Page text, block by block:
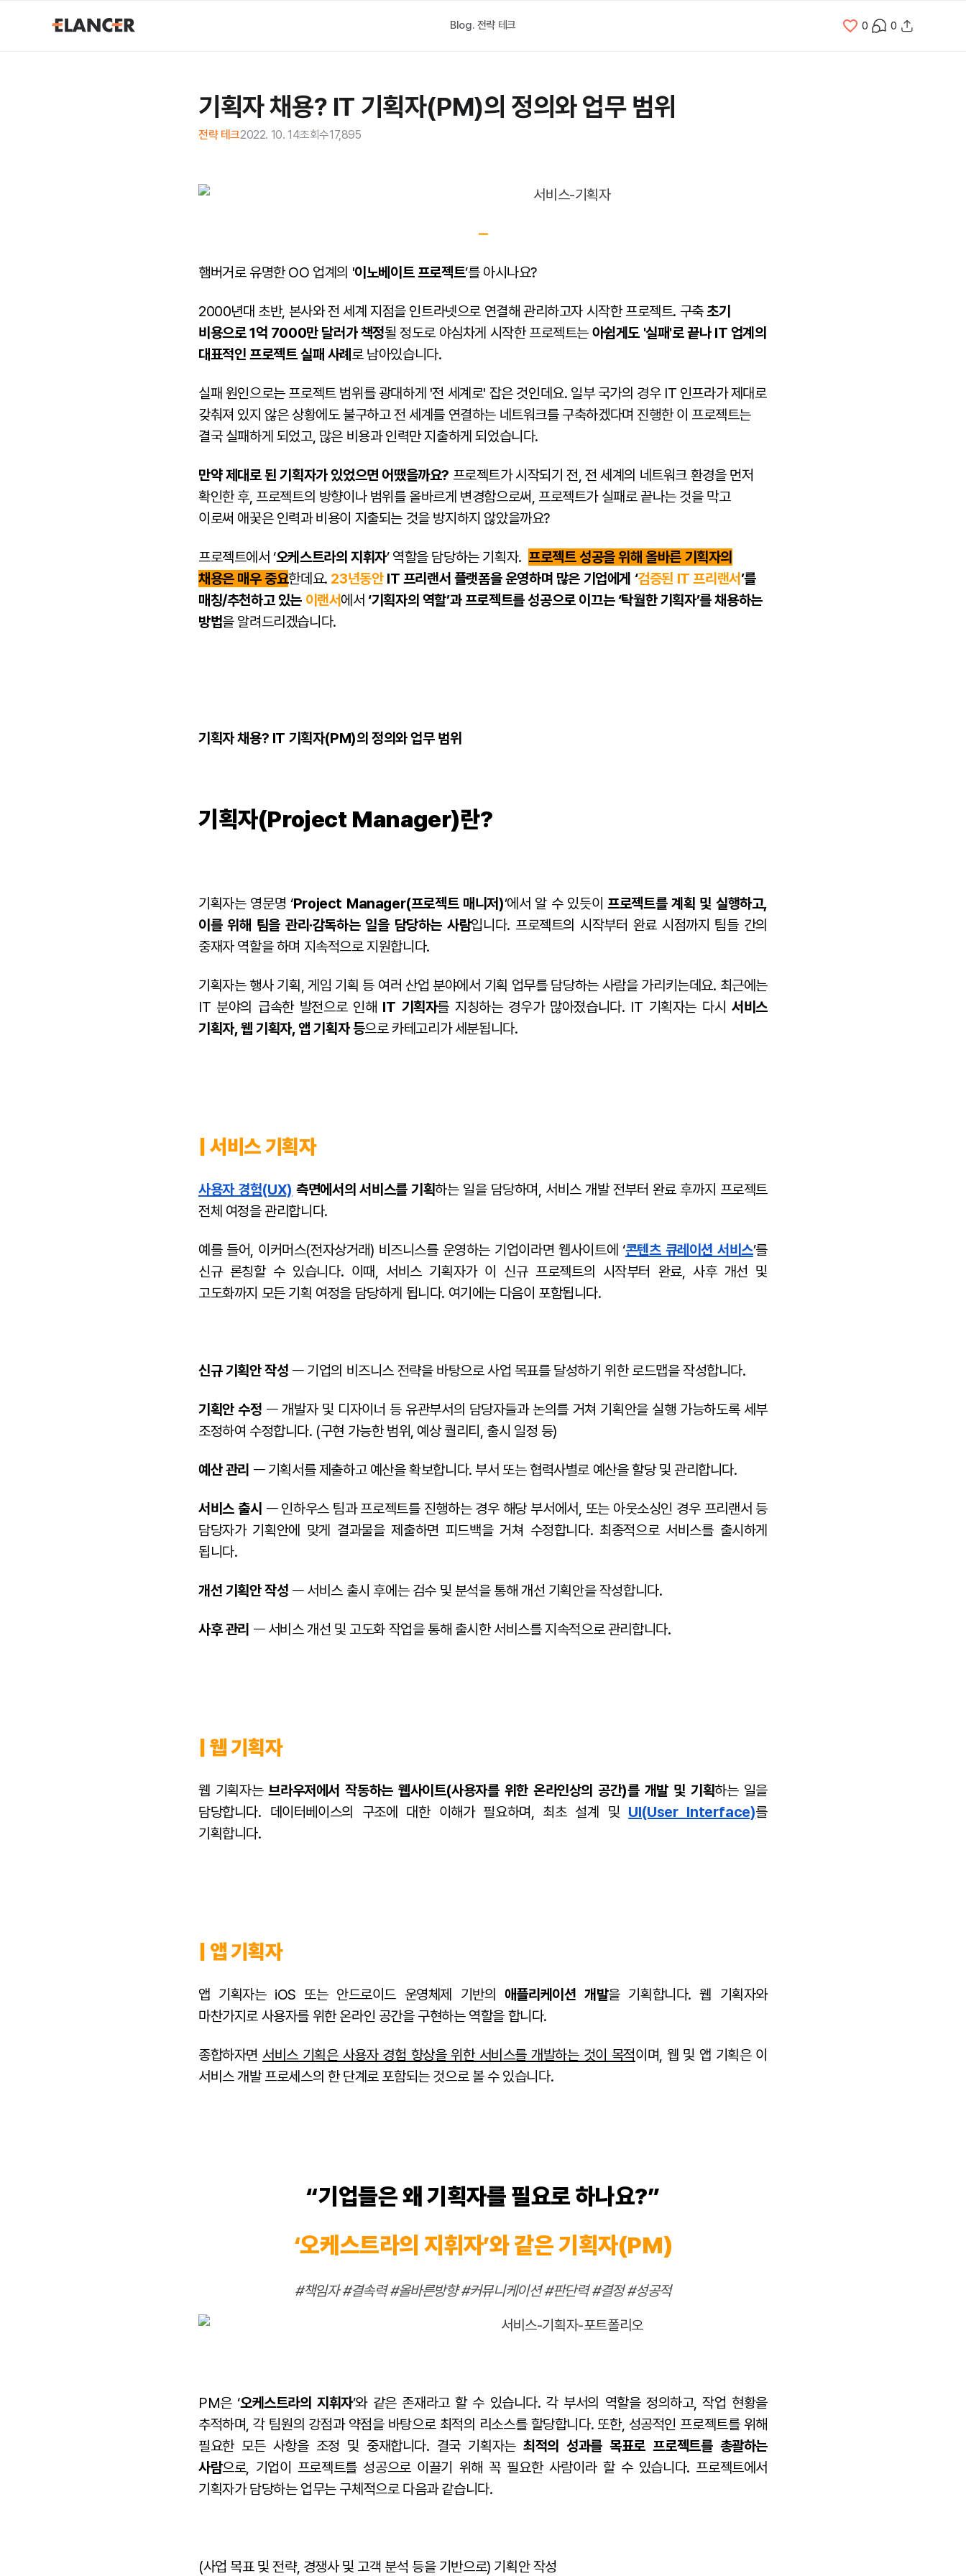
Blog. 전략 테크 0 0
기획자 채용? IT 기획자(PM)의 정의와 업무 범위
전략 테크2022. 10. 14조회수17,895
⎼
햄버거로 유명한 OO 업계의 '이노베이트 프로젝트’를 아시나요?
2000년대 초반, 본사와 전 세계 지점을 인트라넷으로 연결해 관리하고자 시작한 프로젝트. 구축초기
비용으로 1억 7000만 달러가 책정될 정도로 야심차게 시작한 프로젝트는 아쉽게도 '실패'로 끝나 IT 업계의
대표적인 프로젝트 실패 사례 로 남아있습니다.
실패 원인으로는 프로젝트 범위를 광대하게 '전 세계로' 잡은 것인데요. 일부 국가의 경우 IT 인프라가 제대로
갖춰져 있지 않은 상황에도 불구하고 전 세계를 연결하는 네트워크를 구축하겠다며 진행한 이 프로젝트는
결국 실패하게 되었고, 많은 비용과 인력만 지출하게 되었습니다.
만약 제대로 된 기획자가 있었으면 어땠을까요? 프로젝트가 시작되기 전, 전 세계의 네트워크 환경을 먼저
확인한 후, 프로젝트의 방향이나 범위를 올바르게 변경함으로써, 프로젝트가 실패로 끝나는 것을 막고
이로써 애꿎은 인력과 비용이 지출되는 것을 방지하지 않았을까요?
프로젝트에서 ‘오케스트라의 지휘자’ 역할을 담당하는 기획자.프로젝트 성공을 위해 올바른 기획자의
채용은 매우 중요한데요. 23년동안IT 프리랜서 플랫폼을 운영하며 많은 기업에게 ‘검증된 IT 프리랜서’를
매칭/추천하고 있는 이랜서에서 ‘기획자의 역할’과 프로젝트를 성공으로 이끄는 ‘탁월한 기획자’를 채용하는
방법을 알려드리겠습니다.
기획자 채용? IT 기획자(PM)의 정의와 업무 범위
기획자(Project Manager)란?
기획자는 영문명 ‘Project Manager(프로젝트 매니저)’에서 알 수 있듯이프로젝트를 계획 및 실행하고,
이를 위해 팀을 관리∙감독하는 일을 담당하는 사람입니다. 프로젝트의 시작부터 완료 시점까지 팀들 간의
중재자 역할을 하며 지속적으로 지원합니다.
기획자는 행사 기획, 게임 기획 등 여러 산업 분야에서 기획 업무를 담당하는 사람을 가리키는데요. 최근에는
IT 분야의 급속한 발전으로 인해 IT 기획자를 지칭하는 경우가 많아졌습니다. IT 기획자는 다시서비스
기획자, 웹 기획자, 앱 기획자 등으로 카테고리가 세분됩니다.
| 서비스 기획자
사용자 경험(UX) 측면에서의 서비스를 기획하는 일을 담당하며, 서비스 개발 전부터 완료 후까지 프로젝트
전체 여정을 관리합니다.
예를 들어, 이커머스(전자상거래) 비즈니스를 운영하는 기업이라면 웹사이트에 ‘콘텐츠 큐레이션 서비스’를
신규 론칭할 수 있습니다. 이때, 서비스 기획자가 이 신규 프로젝트의 시작부터 완료, 사후 개선 및
고도화까지 모든 기획 여정을 담당하게 됩니다. 여기에는 다음이 포함됩니다.
신규 기획안 작성 ㅡ 기업의 비즈니스 전략을 바탕으로 사업 목표를 달성하기 위한 로드맵을 작성합니다.
기획안 수정 ㅡ 개발자 및 디자이너 등 유관부서의 담당자들과 논의를 거쳐 기획안을 실행 가능하도록 세부
조정하여 수정합니다. (구현 가능한 범위, 예상 퀄리티, 출시 일정 등)
예산 관리 ㅡ 기획서를 제출하고 예산을 확보합니다. 부서 또는 협력사별로 예산을 할당 및 관리합니다.
서비스 출시 ㅡ 인하우스 팀과 프로젝트를 진행하는 경우 해당 부서에서, 또는 아웃소싱인 경우 프리랜서 등
담당자가 기획안에 맞게 결과물을 제출하면 피드백을 거쳐 수정합니다. 최종적으로 서비스를 출시하게
됩니다.
개선 기획안 작성 ㅡ 서비스 출시 후에는 검수 및 분석을 통해 개선 기획안을 작성합니다.
사후 관리 ㅡ 서비스 개선 및 고도화 작업을 통해 출시한 서비스를 지속적으로 관리합니다.
| 웹 기획자
웹 기획자는브라우저에서 작동하는 웹사이트(사용자를 위한 온라인상의 공간)를 개발 및 기획하는 일을
담당합니다. 데이터베이스의 구조에 대한 이해가 필요하며, 최초 설계 및 UI(User Interface)를
기획합니다.
| 앱 기획자
앱 기획자는 iOS 또는 안드로이드 운영체제 기반의 애플리케이션 개발을 기획합니다. 웹 기획자와
마찬가지로 사용자를 위한 온라인 공간을 구현하는 역할을 합니다.
종합하자면 서비스 기획은 사용자 경험 향상을 위한 서비스를 개발하는 것이 목적이며, 웹 및 앱 기획은 이
서비스 개발 프로세스의 한 단계로 포함되는 것으로 볼 수 있습니다.
“기업들은 왜 기획자를 필요로 하나요?”
‘오케스트라의 지휘자’와 같은 기획자(PM)
#책임자 #결속력 #올바른방향 #커뮤니케이션 #판단력 #결정 #성공적
PM은 ‘오케스트라의 지휘자’와 같은 존재라고 할 수 있습니다. 각 부서의 역할을 정의하고, 작업 현황을
추적하며, 각 팀원의 강점과 약점을 바탕으로 최적의 리소스를 할당합니다. 또한, 성공적인 프로젝트를 위해
필요한 모든 사항을 조정 및 중재합니다. 결국 기획자는최적의 성과를 목표로 프로젝트를 총괄하는
사람으로, 기업이 프로젝트를 성공으로 이끌기 위해 꼭 필요한 사람이라 할 수 있습니다. 프로젝트에서
기획자가 담당하는 업무는 구체적으로 다음과 같습니다.
(사업 목표 및 전략, 경쟁사 및 고객 분석 등을 기반으로) 기획안 작성